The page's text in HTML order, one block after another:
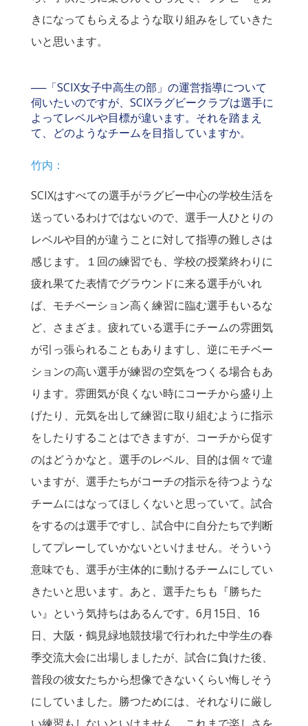
きになってもらえるような取り組みをしていきた
いと思います。
──「SCIX女子中高生の部」の運営指導について
伺いたいのですが、SCIXラグビークラブは選手に
よってレベルや目標が違います。それを踏まえ
て、どのようなチームを目指していますか。
竹内：
SCIXはすべての選手がラグビー中心の学校生活を
送っているわけではないので、選手一人ひとりの
レベルや目的が違うことに対して指導の難しさは
感じます。１回の練習でも、学校の授業終わりに
疲れ果てた表情でグラウンドに来る選手がいれ
ば、モチベーション高く練習に臨む選手もいるな
ど、さまざま。疲れている選手にチームの雰囲気
が引っ張られることもありますし、逆にモチベー
ションの高い選手が練習の空気をつくる場合もあ
ります。雰囲気が良くない時にコーチから盛り上
げたり、元気を出して練習に取り組むように指示
をしたりすることはできますが、コーチから促す
のはどうかなと。選手のレベル、目的は個々で違
いますが、選手たちがコーチの指示を待つような
チームにはなってほしくないと思っていて。試合
をするのは選手ですし、試合中に自分たちで判断
してプレーしていかないといけません。そういう
意味でも、選手が主体的に動けるチームにしてい
きたいと思います。あと、選手たちも『勝ちた
い』という気持ちはあるんです。6月15日、16
日、大阪・鶴見緑地競技場で行われた中学生の春
季交流大会に出場しましたが、試合に負けた後、
普段の彼女たちから想像できないくらい悔しそう
にしていました。勝つためには、それなりに厳し